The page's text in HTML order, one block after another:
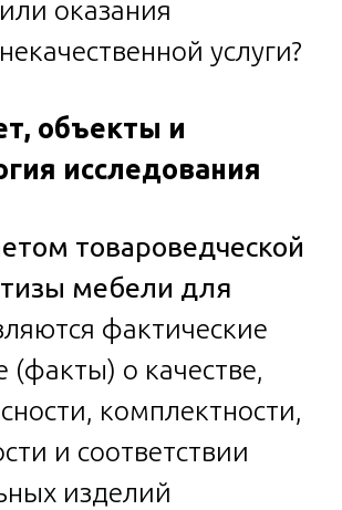
или оказания
некачественной услуги?
объекты и
исследования
товароведческой
мебели для
фактические
(факты) о качестве,
комплектности,
и соответствии
изделий